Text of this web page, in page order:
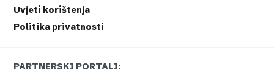
Uvjeti korištenja
Politika privatnosti
PARTNERSKI PORTALI: